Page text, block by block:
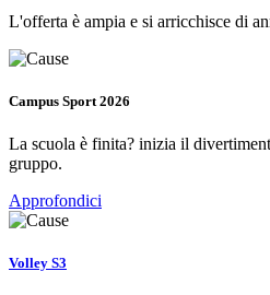
L'offerta è ampia e si arricchisce di
Campus Sport 2026
La scuola è finita? inizia il
gruppo.
Approfondici
Volley S3